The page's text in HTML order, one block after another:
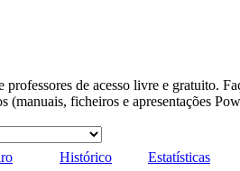
de acesso livre e gratuito.
(manuais, ficheiros e apresentações
Histórico Estatísticas